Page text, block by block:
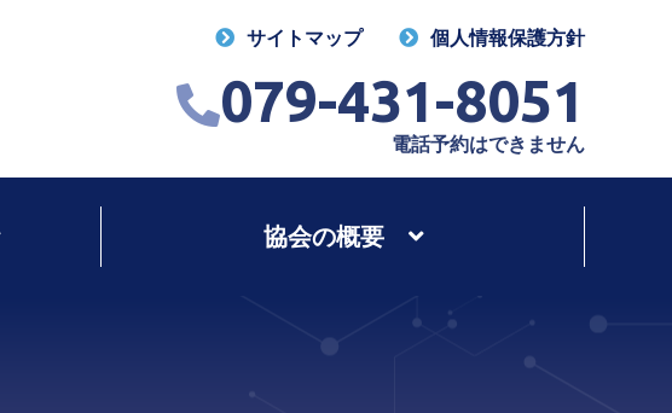
サイトマップ 個人情報保護方針
079-431-8051
電話予約はできません
協会の概要